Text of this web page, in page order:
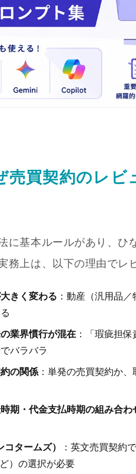
売買契約のレ
に基本ルールがあり、
務上は、以下の理由でレ
きく変わる ：動産（汎用品
業界慣行が混在 ：「瑕疵担
バラバラ
の関係 ：単発の売買契約か
期・代金支払時期の組み合わ
タームズ）
：英文売買契約
）の選択が必要